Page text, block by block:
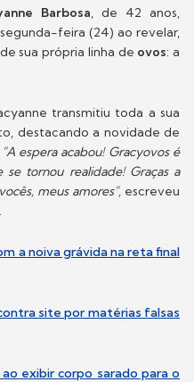
Barbosa, de 42 anos,
feira (24) ao revelar,
sua própria linha de ovos: a
transmitiu toda a sua
destacando a novidade de
"A espera acabou! Gracyovos é
tornou realidade! Graças a
meus amores",escreveu
a noiva grávida na reta final
site por matérias falsas
exibir corpo sarado para o